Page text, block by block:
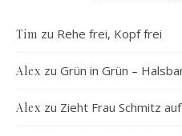
Tim zu Rehe frei, Kopf frei
Alex zu Grün in Grün –
Alex zu Zieht Frau Schmitz